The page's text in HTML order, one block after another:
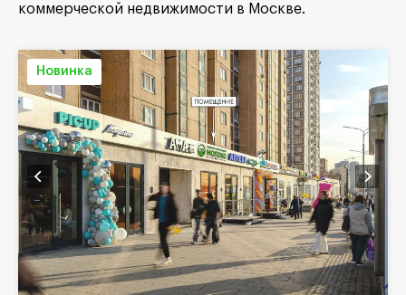
коммерческой недвижимости в Москве.
Новинка